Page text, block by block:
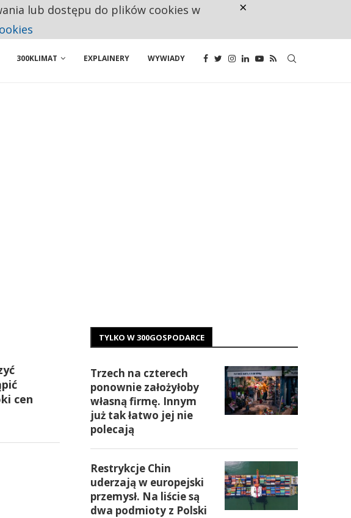
300KLIMAT EXPLAINERY WYWIADY
cen
TYLKO W 300GOSPODARCE
Trzech na czterech
ponownie założyłoby
własną firmę. Innym
już tak łatwo jej nie
polecają
Restrykcje Chin
uderzają w europejski
przemysł. Na liście są
dwa podmioty z Polski
lub dostępu do plików cookies w
×